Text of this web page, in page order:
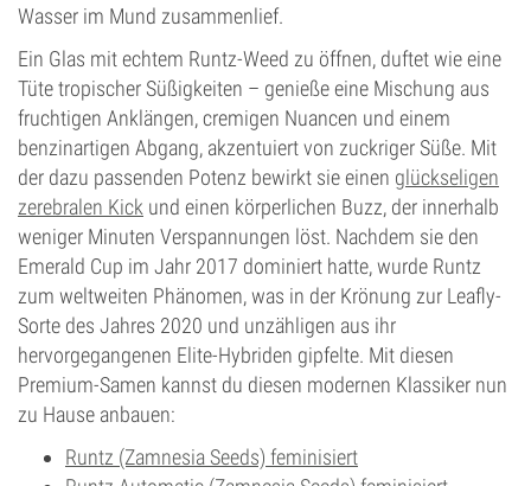
Wasser im Mund zusammenlief.
Ein Glas mit echtem Runtz-Weed zu öffnen, duftet wie eine
Tüte tropischer Süßigkeiten – genieße eine Mischung aus
fruchtigen Anklängen, cremigen Nuancen und einem
benzinartigen Abgang, akzentuiert von zuckriger Süße. Mit
der dazu passenden Potenz bewirkt sie einen glückseligen
zerebralen Kick und einen körperlichen Buzz, der innerhalb
weniger Minuten Verspannungen löst. Nachdem sie den
Emerald Cup im Jahr 2017 dominiert hatte, wurde Runtz
zum weltweiten Phänomen, was in der Krönung zur Leafly-
Sorte des Jahres 2020 und unzähligen aus ihr
hervorgegangenen Elite-Hybriden gipfelte. Mit diesen
Premium-Samen kannst du diesen modernen Klassiker nun
zu Hause anbauen:
Runtz (Zamnesia Seeds) feminisiert